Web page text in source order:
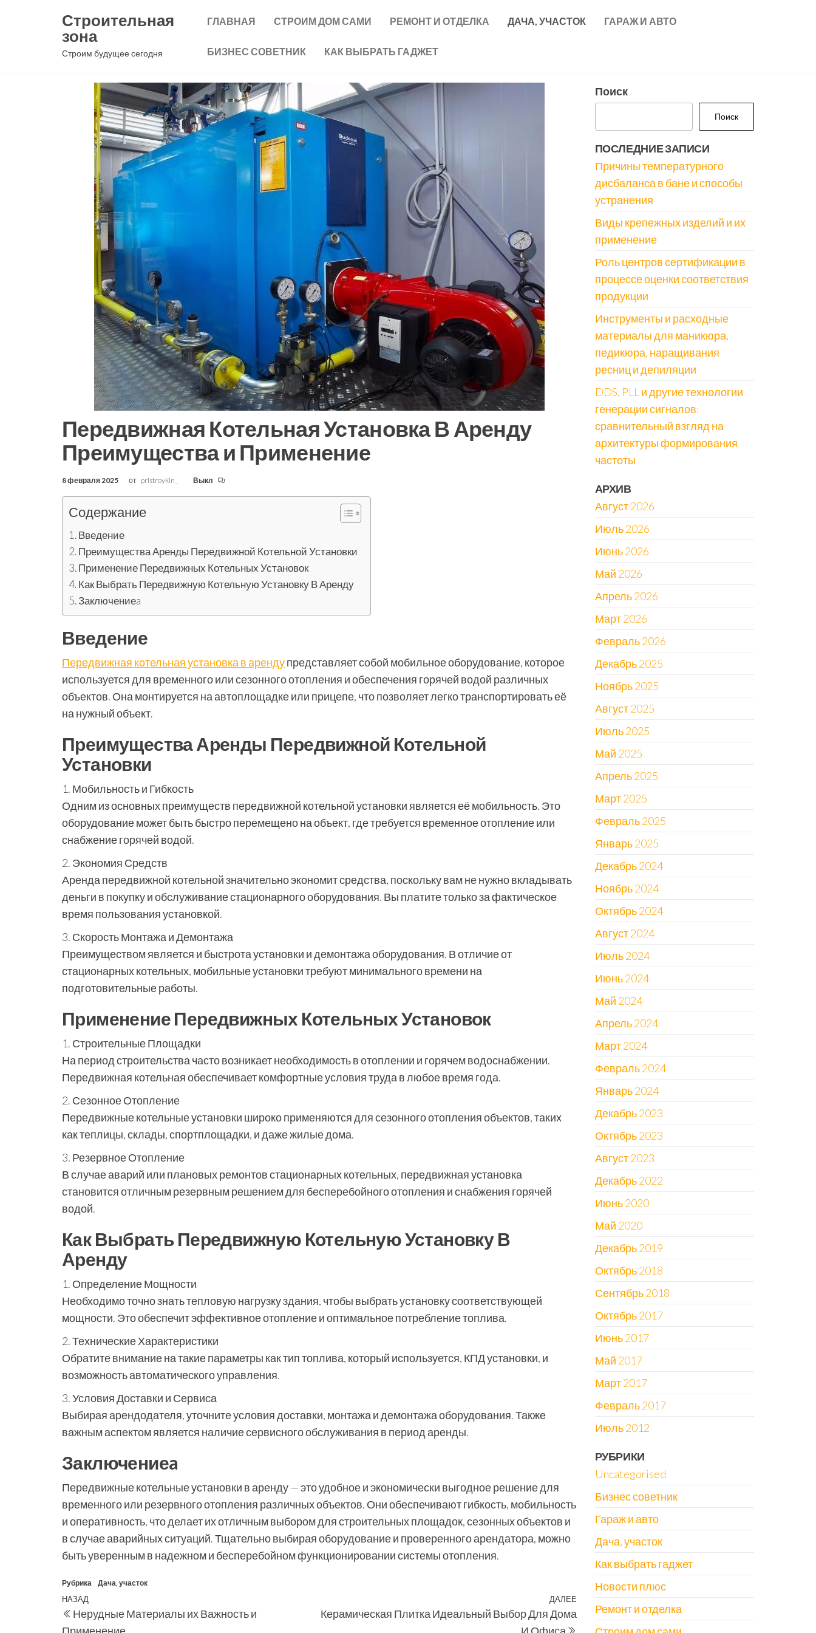
содержимому
Строительная
зона
Строим будущее сегодня
ГЛАВНАЯ СТРОИМ ДОМ САМИ РЕМОНТ И ОТДЕЛКА ДАЧА, УЧАСТОК ГАРАЖ И АВТО
БИЗНЕС СОВЕТНИК КАК ВЫБРАТЬ ГАДЖЕТ
Передвижная Котельная Установка В Аренду
Преимущества и Применение
8 февраля 2025 от pristroykin_ Выкл
Содержание
Введение
Преимущества Аренды Передвижной Котельной Установки
Применение Передвижных Котельных Установок
Как Выбрать Передвижную Котельную Установку В Аренду
Заключениеa
Введение
Передвижная котельная установка в арендупредставляет собой мобильное оборудование, которое
используется для временного или сезонного отопления и обеспечения горячей водой различных
объектов. Она монтируется на автоплощадке или прицепе, что позволяет легко транспортировать её
на нужный объект.
Преимущества Аренды Передвижной Котельной
Установки
1. Мобильность и Гибкость
Одним из основных преимуществ передвижной котельной установки является её мобильность. Это
оборудование может быть быстро перемещено на объект, где требуется временное отопление или
снабжение горячей водой.
2. Экономия Средств
Аренда передвижной котельной значительно экономит средства, поскольку вам не нужно вкладывать
деньги в покупку и обслуживание стационарного оборудования. Вы платите только за фактическое
время пользования установкой.
3. Скорость Монтажа и Демонтажа
Преимуществом является и быстрота установки и демонтажа оборудования. В отличие от
стационарных котельных, мобильные установки требуют минимального времени на
подготовительные работы.
Применение Передвижных Котельных Установок
1. Строительные Площадки
На период строительства часто возникает необходимость в отоплении и горячем водоснабжении.
Передвижная котельная обеспечивает комфортные условия труда в любое время года.
2. Сезонное Отопление
Передвижные котельные установки широко применяются для сезонного отопления объектов, таких
как теплицы, склады, спортплощадки, и даже жилые дома.
3. Резервное Отопление
В случае аварий или плановых ремонтов стационарных котельных, передвижная установка
становится отличным резервным решением для бесперебойного отопления и снабжения горячей
водой.
Как Выбрать Передвижную Котельную Установку В
Аренду
1. Определение Мощности
Необходимо точно знать тепловую нагрузку здания, чтобы выбрать установку соответствующей
мощности. Это обеспечит эффективное отопление и оптимальное потребление топлива.
2. Технические Характеристики
Обратите внимание на такие параметры как тип топлива, который используется, КПД установки, и
возможность автоматического управления.
3. Условия Доставки и Сервиса
Выбирая арендодателя, уточните условия доставки, монтажа и демонтажа оборудования. Также
важным аспектом является наличие сервисного обслуживания в период аренды.
Заключениеa
Передвижные котельные установки в аренду — это удобное и экономически выгодное решение для
временного или резервного отопления различных объектов. Они обеспечивают гибкость, мобильность
и оперативность, что делает их отличным выбором для строительных площадок, сезонных объектов и
в случае аварийных ситуаций. Тщательно выбирая оборудование и проверенного арендатора, можно
быть уверенным в надежном и бесперебойном функционировании системы отопления.
Рубрика Дача, участок
Навигация
по
Предыдущая
запись
НАЗАД
Нерудные Материалы их Важность и
Следующая
запись
ДАЛЕЕ
Керамическая Плитка Идеальный Выбор Для Дома
Поиск
Поиск
ПОСЛЕДНИЕ ЗАПИСИ
Причины температурного
дисбаланса в бане и способы
устранения
Виды крепежных изделий и их
применение
Роль центров сертификации в
процессе оценки соответствия
продукции
Инструменты и расходные
материалы для маникюра,
педикюра, наращивания
ресниц и депиляции
DDS, PLL и другие технологии
генерации сигналов:
сравнительный взгляд на
архитектуры формирования
частоты
АРХИВ
Август 2026
Июль 2026
Июнь 2026
Май 2026
Апрель 2026
Март 2026
Февраль 2026
Декабрь 2025
Ноябрь 2025
Август 2025
Июль 2025
Май 2025
Апрель 2025
Март 2025
Февраль 2025
Январь 2025
Декабрь 2024
Ноябрь 2024
Октябрь 2024
Август 2024
Июль 2024
Июнь 2024
Май 2024
Апрель 2024
Март 2024
Февраль 2024
Январь 2024
Декабрь 2023
Октябрь 2023
Август 2023
Декабрь 2022
Июнь 2020
Май 2020
Декабрь 2019
Октябрь 2018
Сентябрь 2018
Октябрь 2017
Июнь 2017
Май 2017
Март 2017
Февраль 2017
Июль 2012
РУБРИКИ
Uncategorised
Бизнес советник
Гараж и авто
Дача, участок
Как выбрать гаджет
Новости плюс
Ремонт и отделка